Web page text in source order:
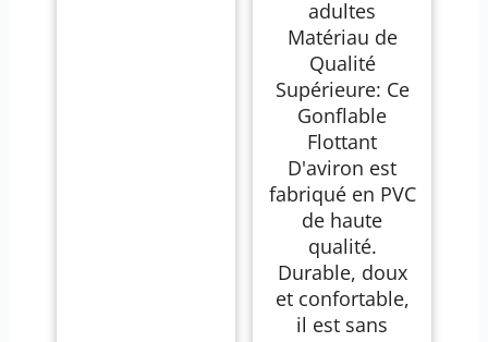
adultes
Matériau de
Qualité
Supérieure: Ce
Gonflable
Flottant
D'aviron est
fabriqué en PVC
de haute
qualité.
Durable, doux
et confortable,
il est sans